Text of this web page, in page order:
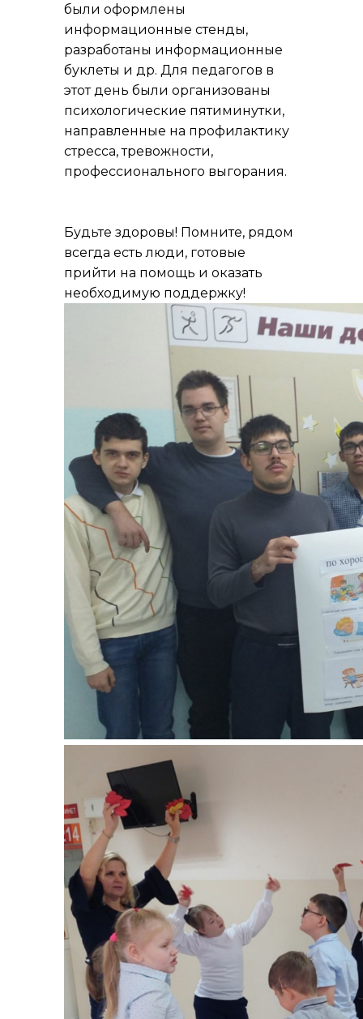
были оформлены
информационные стенды,
разработаны информационные
буклеты и др. Для педагогов в
этот день были организованы
психологические пятиминутки,
направленные на профилактику
стресса, тревожности,
профессионального выгорания.
Будьте здоровы! Помните, рядом
всегда есть люди, готовые
прийти на помощь и оказать
необходимую поддержку!